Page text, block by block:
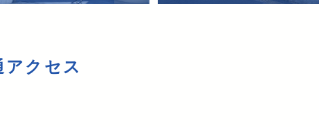
アクセス